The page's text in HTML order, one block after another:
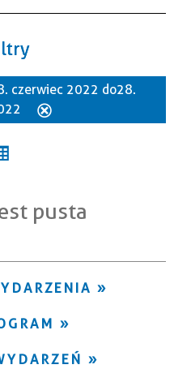
czerwiec 2022 do 28.
pusta